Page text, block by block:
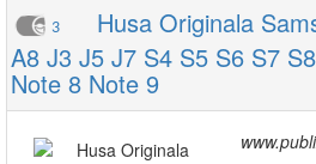
3
Husa Originala
A8 J3 J5 J7 S4 S5 S6 S7
Note 8 Note 9